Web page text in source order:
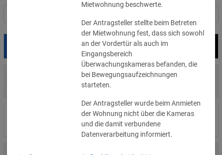
Bußgeld Empfänger
29.07.2026
700 €
»Details
Privatperson
1.715.600 €
»Details
Wind Tre
Mietwohnung beschwerte.
Der Antragsteller stellte beim Betreten
der Mietwohnung fest, dass sich sowohl
an der Vordertür als auch im
Eingangsbereich
Überwachungskameras befanden, die
bei Bewegungsaufzeichnungen
starteten.
Der Antragsteller wurde beim Anmieten
der Wohnung nicht über die Kameras
und die damit verbundene
Datenverarbeitung informiert.